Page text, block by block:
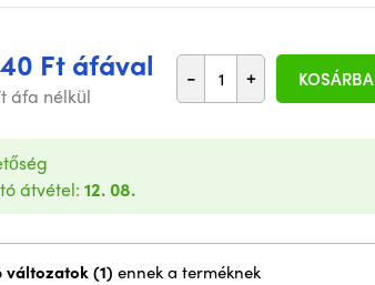
Ft áfával
áfa nélkül
- + KOSÁRBA
átvétel: 12. 08.
Egyéb változatok (1) ennek a terméknek